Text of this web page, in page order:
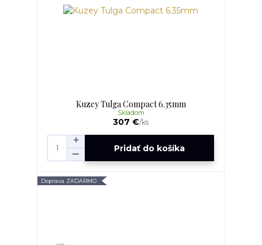
Kuzey Tulga Compact 6.35mm
307 €/ks
Skladom
Pridať do košíka
Doprava ZADARMO